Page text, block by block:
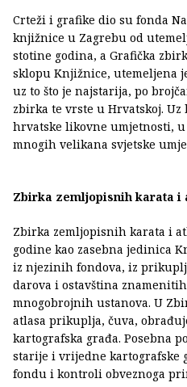
Crteži i grafike dio su fonda
knjižnice u Zagrebu od
stotine godina, a Grafička
sklopu Knjižnice, utemeljena
uz to što je najstarija, po
zbirka te vrste u Hrvatskoj.
hrvatske likovne umjetnosti,
mnogih velikana svjetske
Zbirka zemljopisnih karata i
Zbirka zemljopisnih karata i
godine kao zasebna jedinica
iz njezinih fondova, iz
darova i ostavština
mnogobrojnih ustanova. U
atlasa prikuplja, čuva,
kartografska građa. Posebna
starije i vrijedne kartografske
fondu i kontroli obveznoga